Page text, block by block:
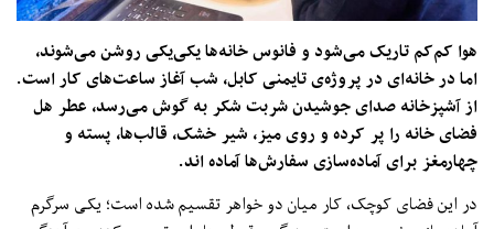
هوا کم‌کم تاریک می‌شود و فانوس خانه‌ها یکی‌یکی روشن می‌شوند،
اما در خانه‌ای در پروژه‌ی تایمنی کابل، شب آغاز ساعت‌های کار است.
از آشپزخانه صدای جوشیدن شربت شکر به گوش می‌رسد، عطر هل
فضای خانه را پر کرده و روی میز، شیر خشک، قالب‌ها، پسته و
چهارمغز برای آماده‌سازی سفارش‌ها آماده ‌اند.
در این فضای کوچک، کار میان دو خواهر تقسیم شده است؛ یکی سرگرم